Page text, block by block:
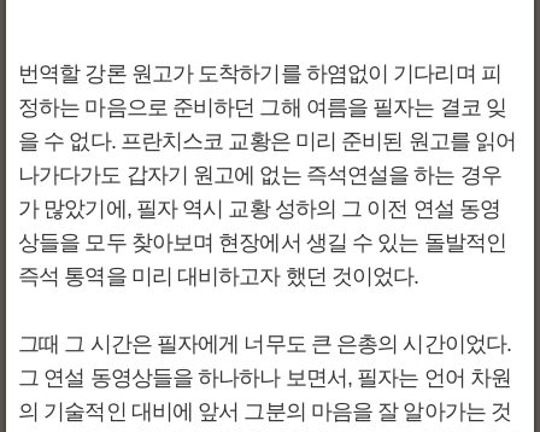
번역할 강론 원고가 도착하기를 하염없이 기다리며 피
정하는 마음으로 준비하던 그해 여름을 필자는 결코 잊
을 수 없다. 프란치스코 교황은 미리 준비된 원고를 읽어
나가다가도 갑자기 원고에 없는 즉석연설을 하는 경우
가 많았기에, 필자 역시 교황 성하의 그 이전 연설 동영
상들을 모두 찾아보며 현장에서 생길 수 있는 돌발적인
즉석 통역을 미리 대비하고자 했던 것이었다.
그때 그 시간은 필자에게 너무도 큰 은총의 시간이었다.
그 연설 동영상들을 하나하나 보면서, 필자는 언어 차원
의 기술적인 대비에 앞서 그분의 마음을 잘 알아가는 것